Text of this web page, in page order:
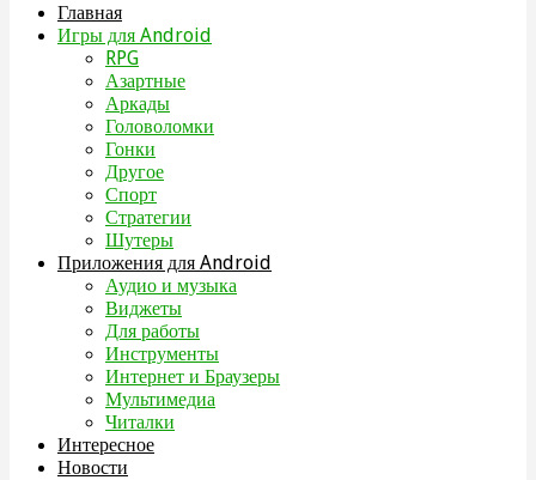
Главная
Игры для Android
RPG
Азартные
Аркады
Головоломки
Гонки
Другое
Спорт
Стратегии
Шутеры
Приложения для Android
Аудио и музыка
Виджеты
Для работы
Инструменты
Интернет и Браузеры
Мультимедиа
Читалки
Интересное
Новости